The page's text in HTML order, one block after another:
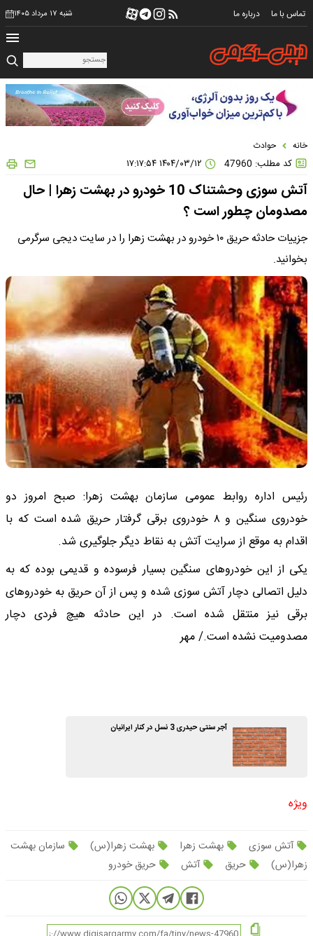
تماس با ما درباره ما شنبه ۱۷ مرداد ۱۴۰۵
خانه حوادث
کد مطلب: 47960
آتش سوزی وحشتناک 10 خودرو در بهشت زهرا | حال
مصدومان چطور است ؟
جزییات حادثه حریق ۱۰ خودرو در بهشت زهرا را در سایت دیجی سرگرمی
بخوانید.
رئیس اداره روابط عمومی سازمان بهشت زهرا: صبح امروز دو
خودروی سنگین و ۸ خودروی برقی گرفتار حریق شده است که با
اقدام به موقع از سرایت آتش به نقاط دیگر جلوگیری شد.
یکی از این خودروهای سنگین بسیار فرسوده و قدیمی بوده که به
دلیل اتصالی دچار آتش سوزی شده و پس از آن حریق به خودروهای
برقی نیز منتقل شده است. در این حادثه هیچ فردی دچار
مصدومیت نشده است./ مهر
آجر سنتی حیدری 3 نسل در کنار ایرانیان
ویژه
آتش سوزی بهشت زهرا بهشت زهرا(س)
سازمان بهشت
زهرا(س)
حریق آتش حریق خودرو